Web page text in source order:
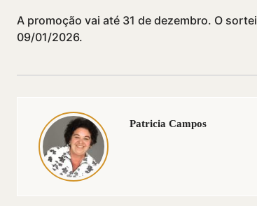
A promoção vai até 31 de dezembro. O
09/01/2026.
Patricia Campos